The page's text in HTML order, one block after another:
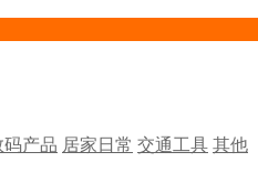
码产品 居家日常 交通工具 其他